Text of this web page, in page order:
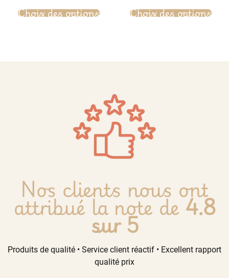
Choix des options Choix des options
Nos clients nous ont
attribué la note de4.8
sur 5
Produits de qualité • Service client réactif • Excellent rapport
qualité prix